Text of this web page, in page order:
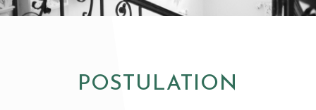
POSTULATION